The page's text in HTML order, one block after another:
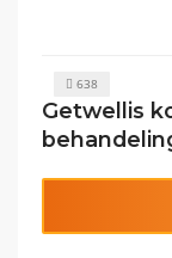
638
Getwellis